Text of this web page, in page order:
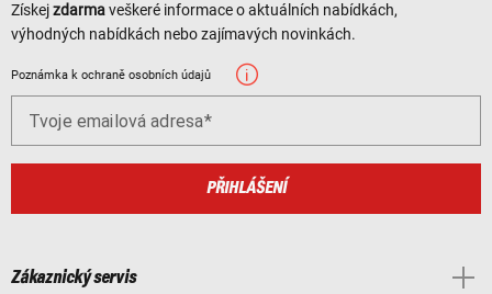
Získejzdarmaveškeré informace o aktuálních nabídkách,
výhodných nabídkách nebo zajímavých novinkách.
Poznámka k ochraně osobních údajů
Tvoje emailová adresa
PŘIHLÁŠENÍ
Zákaznický servis